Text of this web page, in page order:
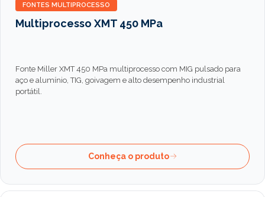
FONTES MULTIPROCESSO
Multiprocesso XMT 450 MPa
Fonte Miller XMT 450 MPa multiprocesso com MIG pulsado para
aço e alumínio, TIG, goivagem e alto desempenho industrial
portátil.
Conheça o produto